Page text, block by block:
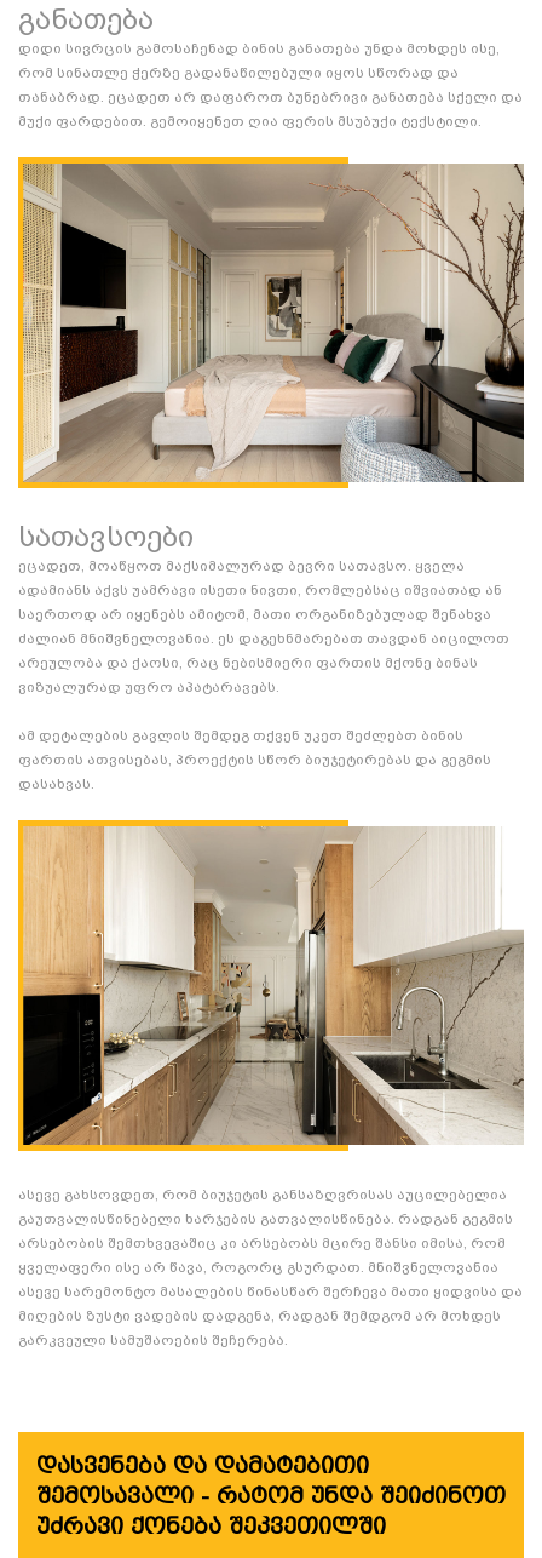
განათება
დიდი სივრცის გამოსაჩენად ბინის განათება უნდა მოხდეს ისე,
რომ სინათლე ჭერზე გადანაწილებული იყოს სწორად და
თანაბრად. ეცადეთ არ დაფაროთ ბუნებრივი განათება სქელი და
მუქი ფარდებით. გემოიყენეთ ღია ფერის მსუბუქი ტექსტილი.
სათავსოები
ეცადეთ, მოაწყოთ მაქსიმალურად ბევრი სათავსო. ყველა
ადამიანს აქვს უამრავი ისეთი ნივთი, რომლებსაც იშვიათად ან
საერთოდ არ იყენებს ამიტომ, მათი ორგანიზებულად შენახვა
ძალიან მნიშვნელოვანია. ეს დაგეხნმარებათ თავდან აიცილოთ
არეულობა და ქაოსი, რაც ნებისმიერი ფართის მქონე ბინას
ვიზუალურად უფრო აპატარავებს.
ამ დეტალების გავლის შემდეგ თქვენ უკეთ შეძლებთ ბინის
ფართის ათვისებას, პროექტის სწორ ბიუჯეტირებას და გეგმის
დასახვას.
ასევე გახსოვდეთ, რომ ბიუჯეტის განსაზღვრისას აუცილებელია
გაუთვალისწინებელი ხარჯების გათვალისწინება. რადგან გეგმის
არსებობის შემთხვევაშიც კი არსებობს მცირე შანსი იმისა, რომ
ყველაფერი ისე არ წავა, როგორც გსურდათ. მნიშვნელოვანია
ასევე სარემონტო მასალების წინასწარ შერჩევა მათი ყიდვისა და
მიღების ზუსტი ვადების დადგენა, რადგან შემდგომ არ მოხდეს
გარკვეული სამუშაოების შეჩერება.
დასვენება და დამატებითი
შემოსავალი - რატომ უნდა შეიძინოთ
უძრავი ქონება შეკვეთილში